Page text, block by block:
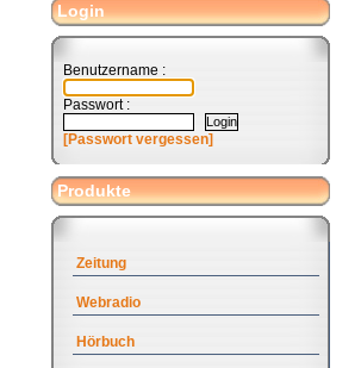
Login
Benutzername :
Passwort :
[Passwort vergessen]
Produkte
Zeitung
Webradio
Hörbuch